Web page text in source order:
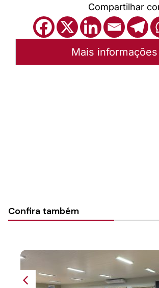
Compartilhar
Mais informações
Confira também